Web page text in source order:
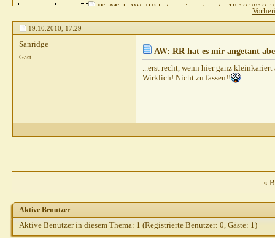
BigMickAW: RR hat es mir angetant...18.10.2010,
phoenixxAW: RR hat es mir angetant...
HeinsAW: RR hat es mir angetant...
pete23021972 AW: RR hat es mir
GastAW: RR hat es mir angetant...
pete23021972AW: RR hat es mir
spechtiAW: RR
shirotora
Gast
19.10.2010, 17:29
Sanridge
Gast
AW: RR hat es mir angetant
...erst recht, wenn hier ganz
Wirklich! Nicht zu fassen!!
«
Aktive Benutzer
Aktive Benutzer in diesem Thema: 1 (Registrierte Benutzer: 0, Gäste: 1)